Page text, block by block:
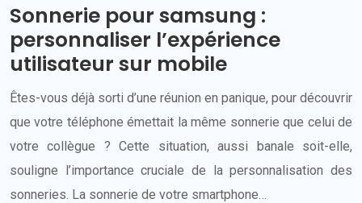
Sonnerie pour samsung :
personnaliser l’expérience
utilisateur sur mobile
Êtes-vous déjà sorti d’une réunion en panique, pour découvrir
que votre téléphone émettait la même sonnerie que celui de
votre collègue ? Cette situation, aussi banale soit-elle,
souligne l’importance cruciale de la personnalisation des
sonneries. La sonnerie de votre smartphone…